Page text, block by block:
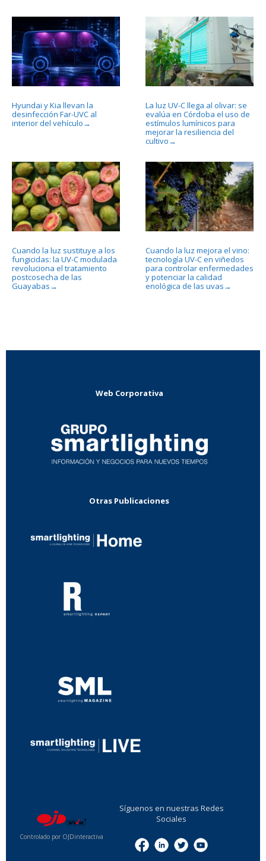
Hyundai y Kia llevan la
desinfección Far-UVC al
interior del vehículo →
La luz UV-C llega al olivar: se
evalúa en Córdoba el uso de
estímulos lumínicos para
mejorar la resiliencia del
cultivo →
Cuando la luz sustituye a los
fungicidas: la UV-C modulada
revoluciona el tratamiento
postcosecha de las
Guayabas →
Cuando la luz mejora el vino:
tecnología UV-C en viñedos
para controlar enfermedades
y potenciar la calidad
enológica de las uvas →
Web Corporativa
Otras Publicaciones
Controlado por OJDinteractiva
Síguenos en nuestras Redes
Sociales